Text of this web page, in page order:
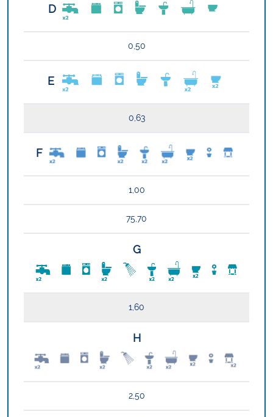
D
0,50
E
0,63
F
1,00
75,70
G
1,60
H
2,50